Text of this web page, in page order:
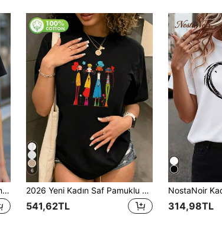
INAWLY Hayvan Karikatür Gündelik Kadın Tişörtleri
6
2026 Yeni Kadın Saf Pamuklu Tişört - Bol Kesim, Bisiklet Yaka, Baskılı Kısa Kollu Üst. Yumuşak Dokulu, Günlük Günlük Giyim İçin Temel Siyah Yazlık
541,62TL
NostaNoir
314,98TL